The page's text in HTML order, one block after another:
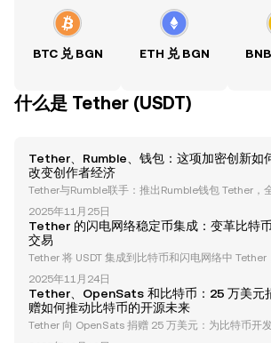
BTC 兑 BGN ETH 兑 BGN
什么是 Tether (USDT)
Tether、Rumble、钱包：这项加密创新如
改变创作者经济
Tether与Rumble联手：推出Rumble钱包 Tether，
球加密货币领域的领导者，与快速增长的视频流媒体
台Rumble合作，推出了 Rumble钱包 ——一款尖端的
非托管加密货币钱包。这一合作旨在通过为内容创作
及其观众提供无缝、低成本和无国界的支付方式，彻
改变创作者经济。 在本文中，我们将深入探讨
钱包的功能、优势及其更广泛的影响，以及它如何重
定义创作者的内容变现方式
2025年11月25日
Tether 的闪电网络稳定币集成：变革比特币
交易
Tether 将 USDT 集成到比特币和闪电网络中 Tether
全球最广泛使用的稳定币 USDT 的发行方，正在通过
其稳定币集成到比特币生态系统中，彻底改变加密货
领域。这一战略举措利用了闪电网络和 Taproot
s 协议，将比特币的去中心化和安全性与闪电网络的
度和可扩展性相结合。这一集成有望重新定义稳定币
2025年11月24日
Tether、OpenSats 和比特币：25 万美元
赠如何推动比特币的开源未来
Tether 向 OpenSats 捐赠 25 万美元：为比特币开发
入动力 Tether，这家加密货币行业的领军企业，以向